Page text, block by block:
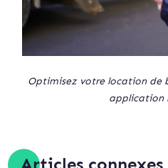
Optimisez votre location de
application